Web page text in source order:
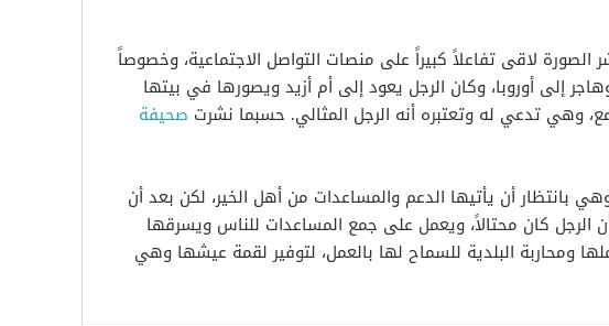
لاقى تفاعلاً كبيراً على منصات التواصل الاجتماعية، وخصوصاً
إلى أوروبا، وكان الرجل يعود إلى أم أزيد ويصورها في بيتها
وهي تدعي له وتعتبره أنه الرجل المثالي. حسبما نشرت صحيفة
بانتظار أن يأتيها الدعم والمساعدات من أهل الخير، لكن بعد أن
الرجل كان محتالاً، ويعمل على جمع المساعدات للناس ويسرقها
ومحاربة البلدية للسماح لها بالعمل، لتوفير لقمة عيشها وهي